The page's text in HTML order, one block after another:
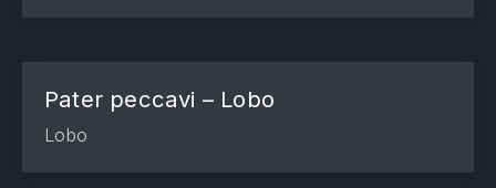
Pater peccavi – Lobo
Lobo